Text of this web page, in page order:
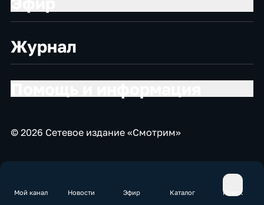
Мой канал Новости Эфир Каталог Поиск
Журнал
© 2026 Сетевое издание «Смотрим»